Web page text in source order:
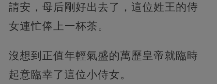
請安，母后剛好出去了，這位姓王的侍
女連忙俸上一杯茶。
沒想到正值年輕氣盛的萬歷皇帝就臨時
起意臨幸了這位小侍女。